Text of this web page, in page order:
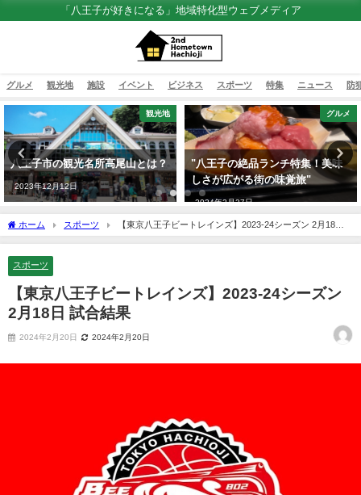
「八王子が好きになる」地域特化型ウェブメディア
グルメ 観光地 施設 イベント ビジネス スポーツ 特集 ニュース 防
観光地
八王子市の観光名所高尾山とは？
2023年12月12日
グルメ
"八王子の絶品ランチ特集！美味
しさが広がる街の味覚旅"
2024年2月27日
ホーム スポーツ
【東京八王子ビートレインズ】2023-24シーズン 2月18日
試合結果
スポーツ
【東京八王子ビートレインズ】2023-24シーズン
2月18日 試合結果
2024年2月20日 2024年2月20日